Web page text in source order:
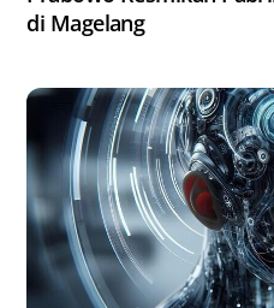
di Magelang